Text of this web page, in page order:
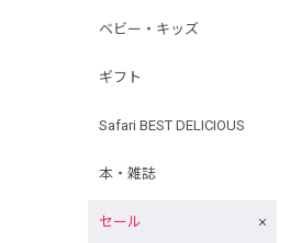
ベビー・キッズ
ギフト
Safari BEST DELICIOUS
本・雑誌
セール